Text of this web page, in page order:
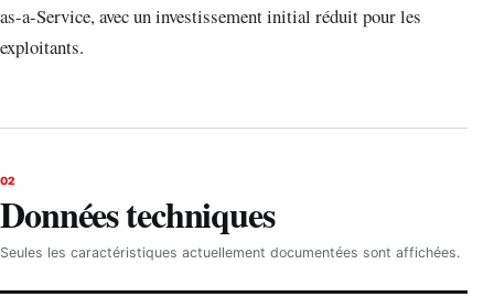
as-a-Service, avec un investissement initial réduit pour les
exploitants.
02
Données techniques
Seules les caractéristiques actuellement documentées sont affichées.